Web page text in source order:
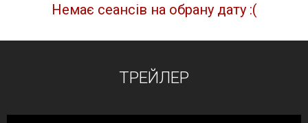
Немає сеансів на обрану дату :(
ТРЕЙЛЕР